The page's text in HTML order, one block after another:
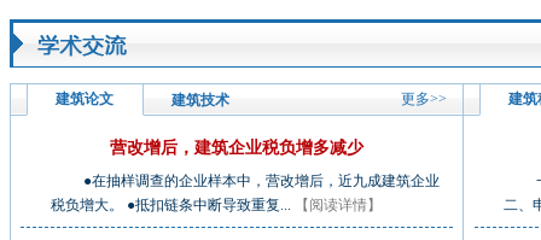
更多>>
建筑论文 建筑技术
营改增后，建筑企业税负增多减少
●在抽样调查的企业样本中，营改增后，近九成建筑企业
税负增大。 ●抵扣链条中断导致重复...
【阅读详情】
建筑
一
二、